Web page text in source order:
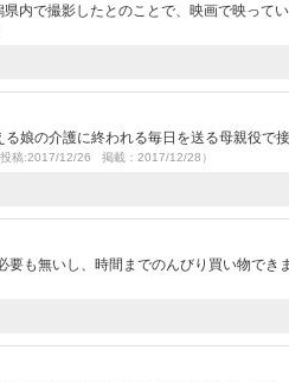
内で撮影したとのことで、映画で映って
娘の介護に終われる毎日を送る母親役で
投稿:2017/12/26 掲載：2017/12/28）
も無いし、時間までのんびり買い物でき